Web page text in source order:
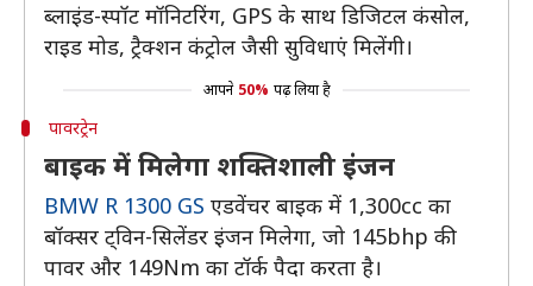
ब्लाइंड-स्पॉट मॉनिटरिंग, GPS के साथ डिजिटल कंसोल,
राइड मोड, ट्रैक्शन कंट्रोल जैसी सुविधाएं मिलेंगी।
आपने 50% पढ़ लिया है
पावरट्रेन
बाइक में मिलेगा शक्तिशाली इंजन
BMW R 1300 GS एडवेंचर बाइक में 1,300cc का
बॉक्सर ट्विन-सिलेंडर इंजन मिलेगा, जो 145bhp की
पावर और 149Nm का टॉर्क पैदा करता है।